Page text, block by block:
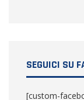
SEGUICI SU
[custom-